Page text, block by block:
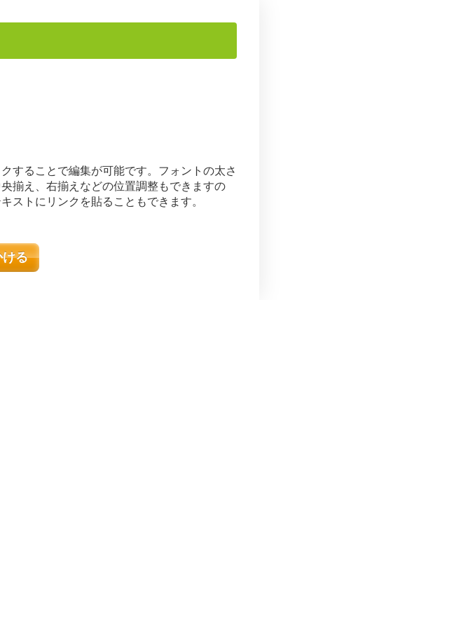
することで編集が可能です。フォントの太さ
揃え、右揃えなどの位置調整もできますの
ストにリンクを貼ることもできます。
ける